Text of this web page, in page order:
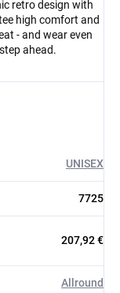
retro design with
high comfort and
- and wear even
ahead.
UNISEX
7725
207,92 €
Allround